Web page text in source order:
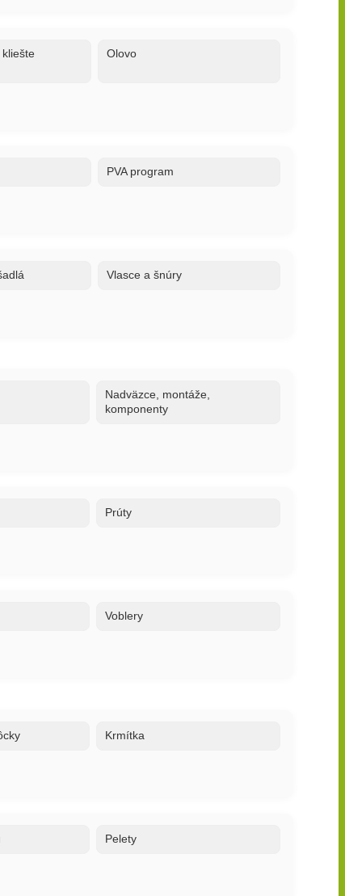
kliešte Olovo
PVA program
Vlasce a šnúry
Nadväzce, montáže,
komponenty
Prúty
Voblery
Krmítka
Pelety